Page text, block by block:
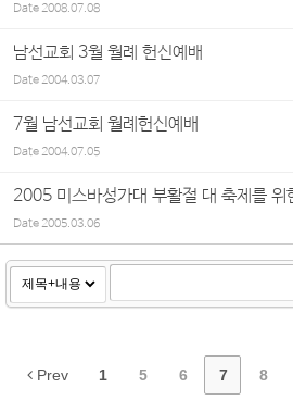
Date2008.07.08
남선교회 3월 월례 헌신예배
Date2004.03.07
7월 남선교회 월례헌신예배
Date2004.07.05
2005 미스바성가대 부활절 대 축제를 위
Date2005.03.06
Prev 1 5 6 7 8